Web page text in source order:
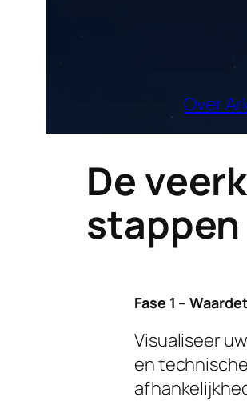
Over
De
stappen
Fase 1 –
Visualiseer
en technische